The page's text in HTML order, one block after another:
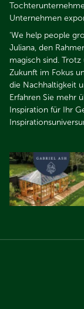
Unternehmen
‘We help people
Juliana, den
magisch sind.
Zukunft im Fokus
die Nachhaltigkeit
Erfahren Sie mehr
Inspiration für Ihr